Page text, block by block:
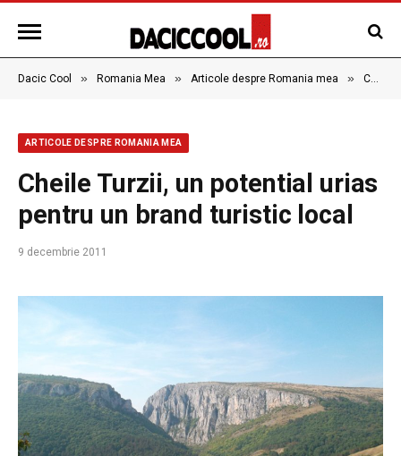
Dacic Cool » Romania Mea » Articole despre Romania mea » Cheile Turzii, un potential urias pentru un brand turistic local
ARTICOLE DESPRE ROMANIA MEA
Cheile Turzii, un potential urias
pentru un brand turistic local
9 decembrie 2011